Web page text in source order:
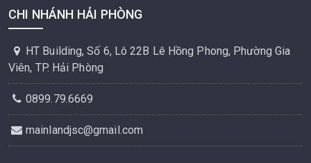
CHI NHÁNH HẢI PHÒNG
HT Building, Số 6, Lô 22B Lê Hồng Phong, Phường Gia
Viên, TP. Hải Phòng
0899.79.6669
mainlandjsc@gmail.com